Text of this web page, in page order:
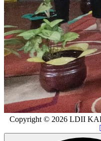
Copyright © 2026 LDII